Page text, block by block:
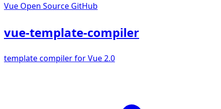
Vue Open Source GitHub
vue-template-compiler
template compiler for Vue 2.0